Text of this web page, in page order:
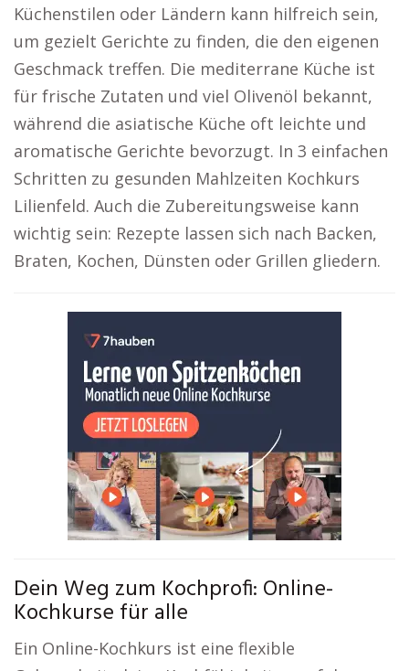
Küchenstilen oder Ländern kann hilfreich sein,
um gezielt Gerichte zu finden, die den eigenen
Geschmack treffen. Die mediterrane Küche ist
für frische Zutaten und viel Olivenöl bekannt,
während die asiatische Küche oft leichte und
aromatische Gerichte bevorzugt. In 3 einfachen
Schritten zu gesunden Mahlzeiten Kochkurs
Lilienfeld. Auch die Zubereitungsweise kann
wichtig sein: Rezepte lassen sich nach Backen,
Braten, Kochen, Dünsten oder Grillen gliedern.
Dein Weg zum Kochprofi: Online-
Kochkurse für alle
Ein Online-Kochkurs ist eine flexible